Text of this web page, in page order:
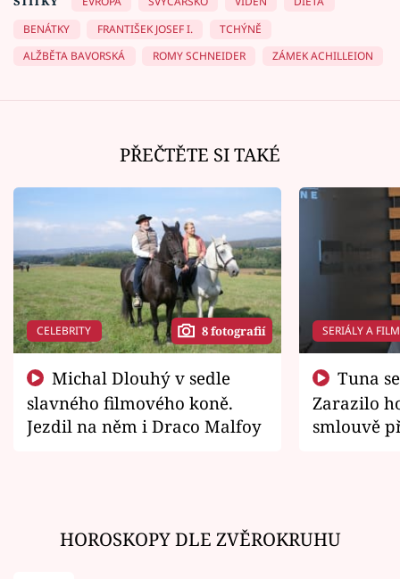
BENÁTKY
FRANTIŠEK JOSEF I.
TCHÝNĚ
ALŽBĚTA BAVORSKÁ
ROMY SCHNEIDER ZÁMEK ACHILLEION
PŘEČTĚTE SI TAKÉ
CELEBRITY 8 fotografií
slavného filmového koně.
Jezdil na něm i Draco Malfoy
SERIÁLY A
Zarazilo
smlouvě
HOROSKOPY DLE ZVĚROKRUHU